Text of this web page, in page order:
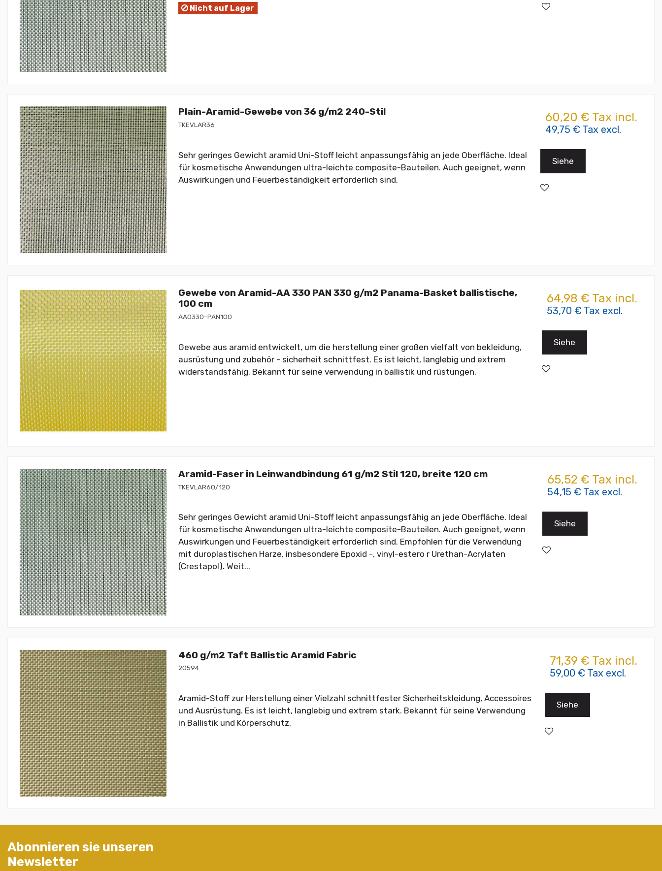
Nicht auf Lager
Plain-Aramid-Gewebe von 36 g/m2 240-Stil
TKEVLAR36
Sehr geringes Gewicht aramid Uni-Stoff leicht anpassungsfähig an jede Oberfläche. Ideal
für kosmetische Anwendungen ultra-leichte composite-Bauteilen. Auch geeignet, wenn
Auswirkungen und Feuerbeständigkeit erforderlich sind.
60,20 € Tax incl.
49,75 € Tax excl.
Siehe
Gewebe von Aramid-AA 330 PAN 330 g/m2 Panama-Basket ballistische,
100 cm
AA0330-PAN100
Gewebe aus aramid entwickelt, um die herstellung einer großen vielfalt von bekleidung,
ausrüstung und zubehör - sicherheit schnittfest. Es ist leicht, langlebig und extrem
widerstandsfähig. Bekannt für seine verwendung in ballistik und rüstungen.
64,98 € Tax incl.
53,70 € Tax excl.
Siehe
Aramid-Faser in Leinwandbindung 61 g/m2 Stil 120, breite 120 cm
TKEVLAR60/120
Sehr geringes Gewicht aramid Uni-Stoff leicht anpassungsfähig an jede Oberfläche. Ideal
für kosmetische Anwendungen ultra-leichte composite-Bauteilen. Auch geeignet, wenn
Auswirkungen und Feuerbeständigkeit erforderlich sind. Empfohlen für die Verwendung
mit duroplastischen Harze, insbesondere Epoxid -, vinyl-estero r Urethan-Acrylaten
(Crestapol). Weit...
65,52 € Tax incl.
54,15 € Tax excl.
Siehe
460 g/m2 Taft Ballistic Aramid Fabric
20594
Aramid-Stoff zur Herstellung einer Vielzahl schnittfester Sicherheitskleidung, Accessoires
und Ausrüstung. Es ist leicht, langlebig und extrem stark. Bekannt für seine Verwendung
in Ballistik und Körperschutz.
71,39 € Tax incl.
59,00 € Tax excl.
Siehe
Abonnieren sie unseren
Newsletter